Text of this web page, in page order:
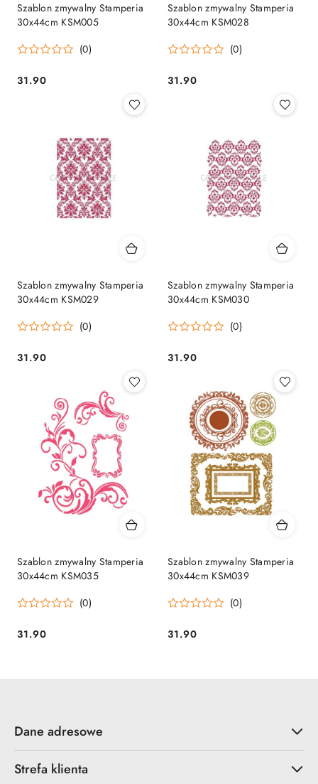
Szablon zmywalny Stamperia
30x44cm KSM005
(0)
Cena:
31.90
Szablon zmywalny Stamperia
30x44cm KSM028
(0)
Cena:
31.90
Szablon zmywalny Stamperia
30x44cm KSM029
(0)
Cena:
31.90
Szablon zmywalny Stamperia
30x44cm KSM030
(0)
Cena:
31.90
Szablon zmywalny Stamperia
30x44cm KSM035
(0)
Cena:
31.90
Szablon zmywalny Stamperia
30x44cm KSM039
(0)
Cena:
31.90
Dane adresowe
Strefa klienta